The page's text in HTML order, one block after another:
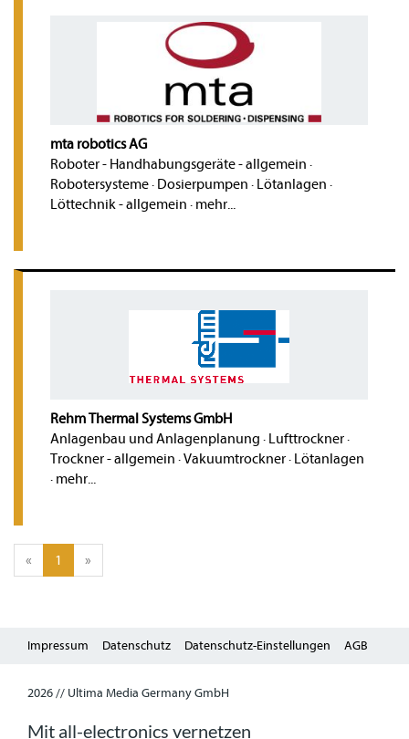
mta robotics AG
Roboter - Handhabungsgeräte - allgemein ·
Robotersysteme· Dosierpumpen · Lötanlagen ·
Löttechnik - allgemein · mehr...
Rehm Thermal Systems GmbH
Anlagenbau und Anlagenplanung · Lufttrockner·
Trockner - allgemein ·Vakuumtrockner· Lötanlagen
· mehr...
« 1 »
Impressum Datenschutz Datenschutz-Einstellungen AGB
2026 // Ultima Media Germany GmbH
Mit all-electronics vernetzen